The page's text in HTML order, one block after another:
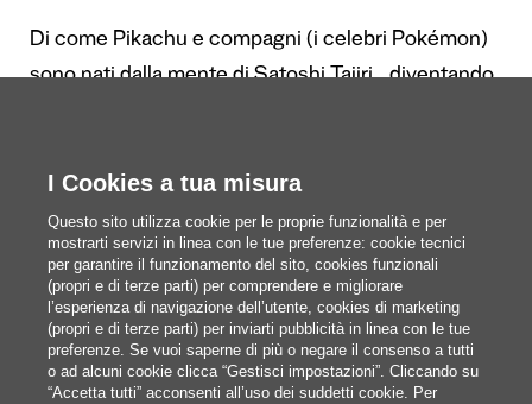
Di come Pikachu e compagni (i celebri Pokémon)
sono nati dalla mente di Satoshi Tajiri… diventando
Giovanni Blandino
Pubblicato il 8/7/2026
I Cookies a tua misura
Questo sito utilizza cookie per le proprie funzionalità e per
mostrarti servizi in linea con le tue preferenze: cookie tecnici
per garantire il funzionamento del sito, cookies funzionali
(propri e di terze parti) per comprendere e migliorare
l’esperienza di navigazione dell’utente, cookies di marketing
(propri e di terze parti) per inviarti pubblicità in linea con le tue
preferenze. Se vuoi saperne di più o negare il consenso a tutti
o ad alcuni cookie clicca “Gestisci impostazioni”. Cliccando su
“Accetta tutti” acconsenti all’uso dei suddetti cookie. Per